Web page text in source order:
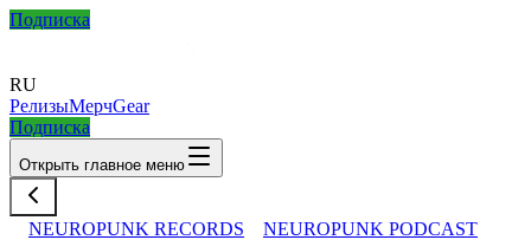
Подписка
RU
РелизыМерчGear
Подписка
Открыть главное меню
NEUROPUNK RECORDS
NEUROPUNK PODCAST